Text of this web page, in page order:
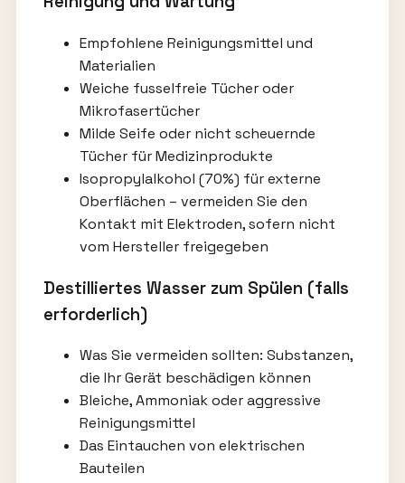
Empfohlene Reinigungsmittel und
Materialien
Weiche fusselfreie Tücher oder
Mikrofasertücher
Milde Seife oder nicht scheuernde
Tücher für Medizinprodukte
Isopropylalkohol (70%) für externe
Oberflächen – vermeiden Sie den
Kontakt mit Elektroden, sofern nicht
vom Hersteller freigegeben
Destilliertes Wasser zum Spülen (falls
erforderlich)
Was Sie vermeiden sollten: Substanzen,
die Ihr Gerät beschädigen können
Bleiche, Ammoniak oder aggressive
Reinigungsmittel
Das Eintauchen von elektrischen
Bauteilen